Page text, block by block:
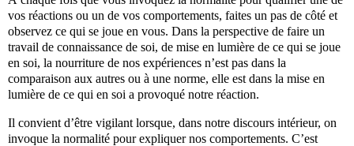
vos réactions ou un de vos comportements, faites un pas de côté et
observez ce qui se joue en vous. Dans la perspective de faire un
travail de connaissance de soi, de mise en lumière de ce qui se joue
en soi, la nourriture de nos expériences n’est pas dans la
comparaison aux autres ou à une norme, elle est dans la mise en
lumière de ce qui en soi a provoqué notre réaction.
Il convient d’être vigilant lorsque, dans notre discours intérieur, on
invoque la normalité pour expliquer nos comportements. C’est